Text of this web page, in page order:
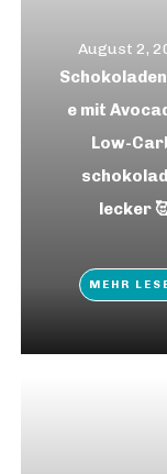
August 2,
e mit
Low-
lecker
MEHR